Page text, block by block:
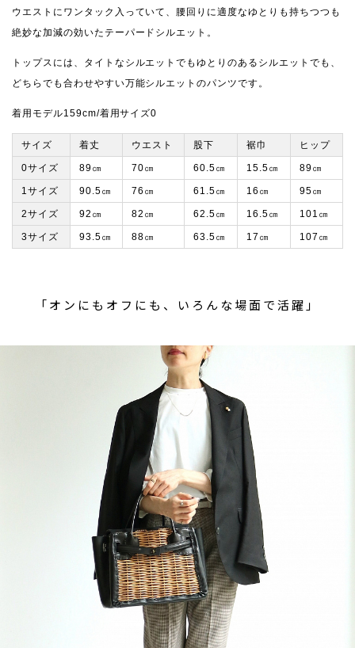
ウエストにワンタック入っていて、腰回りに適度なゆとりも持ちつつも
絶妙な加減の効いたテーパードシルエット。
トップスには、タイトなシルエットでもゆとりのあるシルエットでも、
どちらでも合わせやすい万能シルエットのパンツです。
着用モデル159cm/着用サイズ0
サイズ 着丈 ウエスト 股下 裾巾 ヒップ
0サイズ 89㎝ 70㎝ 60.5㎝ 15.5㎝ 89㎝
1サイズ 90.5㎝ 76㎝ 61.5㎝ 16㎝ 95㎝
2サイズ 92㎝ 82㎝ 62.5㎝ 16.5㎝ 101㎝
3サイズ 93.5㎝ 88㎝ 63.5㎝ 17㎝ 107㎝
「オンにもオフにも、いろんな場面で活躍」